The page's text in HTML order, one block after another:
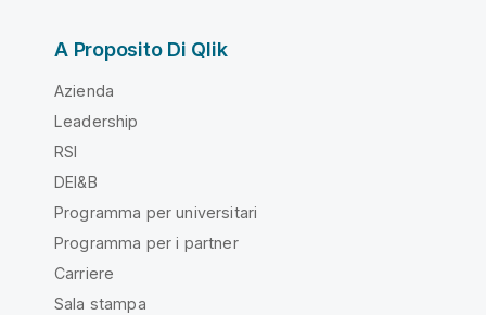
A Proposito Di Qlik
Azienda
Leadership
RSI
DEI&B
Programma per universitari
Programma per i partner
Carriere
Sala stampa